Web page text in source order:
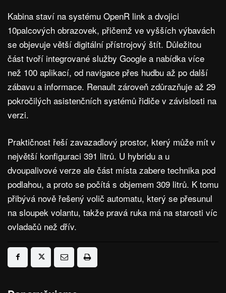
Kabina staví na systému OpenR link a dvojici
10palcových obrazovek, přičemž ve vyšších výbavách
se objevuje větší digitální přístrojový štít. Důležitou
část tvoří integrované služby Google a nabídka více
než 100 aplikací, od navigace přes hudbu až po další
zábavu a informace. Renault zároveň zdůrazňuje až 29
pokročilých asistenčních systémů řidiče v závislosti na
verzi.
Praktičnost řeší zavazadlový prostor, který může mít v
největší konfiguraci 391 litrů. U hybridu a u
dvoupalivové verze ale část místa zabere technika pod
podlahou, a proto se počítá s objemem 309 litrů. K tomu
přibývá nově řešený volič automatu, který se přesunul
na sloupek volantu, takže pravá ruka má na starosti víc
ovladačů než dřív.